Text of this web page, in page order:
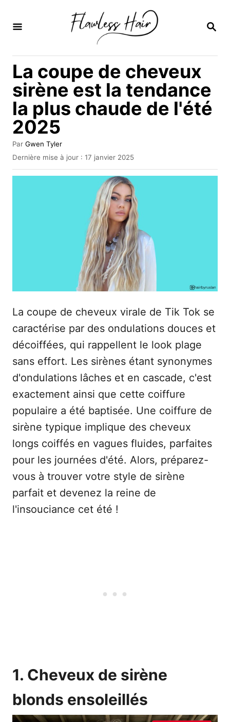
R
H
C
H
E
La coupe de cheveux
sirène est la tendance
la plus chaude de l'été
2025
Par A
u
e
Gwen Tyler
P
u
b
Dernière mise à jour : 17 janvier 2025
La coupe de cheveux virale de Tik Tok se
caractérise par des ondulations douces et
décoiffées, qui rappellent le look plage
sans effort. Les sirènes étant synonymes
d'ondulations lâches et en cascade, c'est
exactement ainsi que cette coiffure
populaire a été baptisée. Une coiffure de
sirène typique implique des cheveux
longs coiffés en vagues fluides, parfaites
pour les journées d'été. Alors, préparez-
vous à trouver votre style de sirène
parfait et devenez la reine de
l'insouciance cet été !
1. Cheveux de sirène
blonds ensoleillés